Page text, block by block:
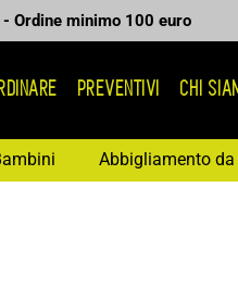
Ordine minimo 100 euro
PREVENTIVI CHI
Abbigliamento